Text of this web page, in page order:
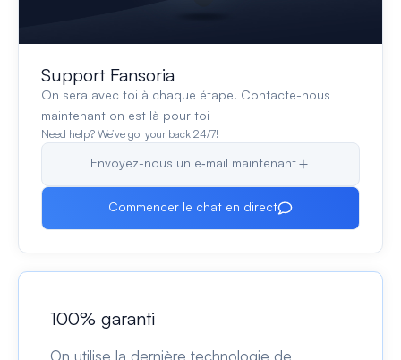
Support Fansoria
On sera avec toi à chaque étape. Contacte-nous
maintenant on est là pour toi
Need help? We’ve got your back 24/7!
Envoyez-nous un e‑mail maintenant
Commencer le chat en direct
100% garanti
On utilise la dernière technologie de